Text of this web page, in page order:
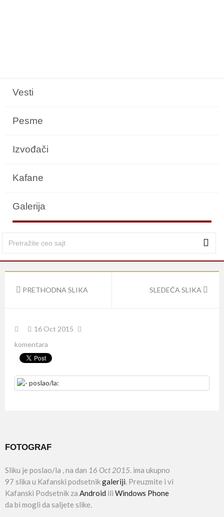
Vesti
Pesme
Izvođači
Kafane
Galerija
PRETHODNA SLIKA SLEDEĆA SLIKA
16 Oct 2015
komentara
FOTOGRAF
Sliku je poslao/la , na dan 16 Oct 2015. ima ukupno
97 slika u Kafanski podsetnikgaleriji. Preuzmite i vi
Kafanski Podsetnik za Android ili Windows Phone
da bi mogli da saljete slike.